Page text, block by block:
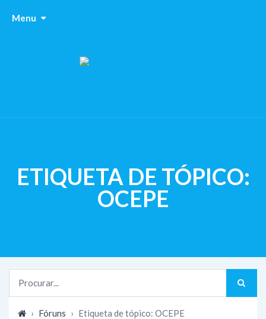
Menu
ETIQUETA DE TÓPICO:
OCEPE
› Fóruns › Etiqueta de tópico: OCEPE